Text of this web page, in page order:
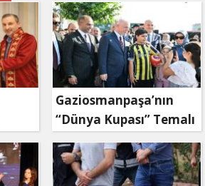
Gaziosmanpaşa’nın
“Dünya Kupası” Temalı
Parkı Hizmete Açıldı